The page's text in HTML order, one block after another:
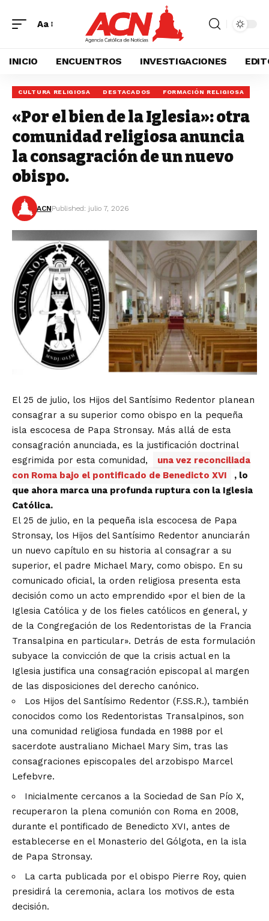
Aa
INICIO ENCUENTROS INVESTIGACIONES
CULTURA RELIGIOSA DESTACADOS FORMACIÓN RELIGIOSA
«Por el bien de la Iglesia»: otra
comunidad religiosa anuncia
la consagración de un nuevo
obispo.
ACNPublished: julio 7, 2026
El 25 de julio, los Hijos del Santísimo Redentor planean
consagrar a su superior como obispo en la pequeña
isla escocesa de Papa Stronsay. Más allá de esta
consagración anunciada, es la justificación doctrinal
esgrimida por esta comunidad,
una vez reconciliada
con Roma bajo el pontificado de Benedicto XVI
, lo
que ahora marca una profunda ruptura con la Iglesia
Católica.
El 25 de julio, en la pequeña isla escocesa de Papa
Stronsay, los Hijos del Santísimo Redentor anunciarán
un nuevo capítulo en su historia al consagrar a su
superior, el padre Michael Mary, como obispo. En su
comunicado oficial, la orden religiosa presenta esta
decisión como un acto emprendido «por el bien de la
Iglesia Católica y de los fieles católicos en general, y
de la Congregación de los Redentoristas de la Francia
Transalpina en particular». Detrás de esta formulación
subyace la convicción de que la crisis actual en la
Iglesia justifica una consagración episcopal al margen
de las disposiciones del derecho canónico.
Los Hijos del Santísimo Redentor (F.SS.R.), también
conocidos como los Redentoristas Transalpinos, son
una comunidad religiosa fundada en 1988 por el
sacerdote australiano Michael Mary Sim, tras las
consagraciones episcopales del arzobispo Marcel
Lefebvre.
Inicialmente cercanos a la Sociedad de San Pío X,
recuperaron la plena comunión con Roma en 2008,
durante el pontificado de Benedicto XVI, antes de
establecerse en el Monasterio del Gólgota, en la isla
de Papa Stronsay.
La carta publicada por el obispo Pierre Roy, quien
presidirá la ceremonia, aclara los motivos de esta
decisión.